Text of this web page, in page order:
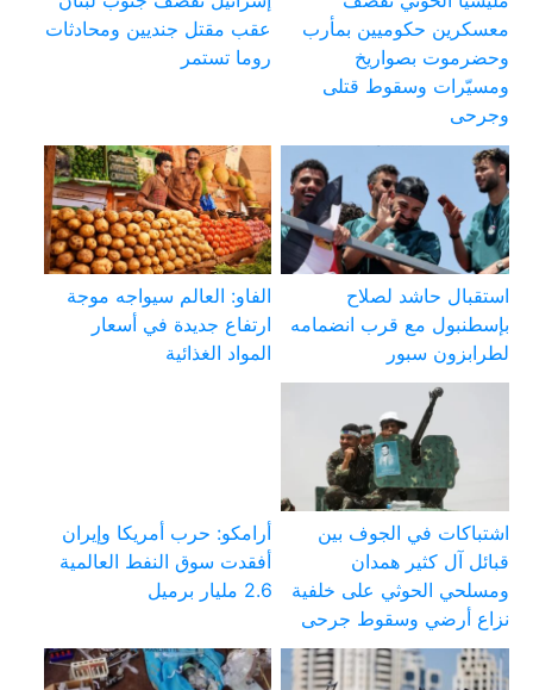
معسكرين حكوميين بمأرب
وحضرموت بصواريخ
ومسيّرات وسقوط قتلى
وجرحى
عقب مقتل جنديين ومحادثات
روما تستمر
استقبال حاشد لصلاح
بإسطنبول مع قرب انضمامه
لطرابزون سبور
الفاو: العالم سيواجه موجة
ارتفاع جديدة في أسعار
المواد الغذائية
اشتباكات في الجوف بين
قبائل آل كثير همدان
ومسلحي الحوثي على خلفية
نزاع أرضي وسقوط جرحى
أرامكو: حرب أمريكا وإيران
أفقدت سوق النفط العالمية
2.6 مليار برميل